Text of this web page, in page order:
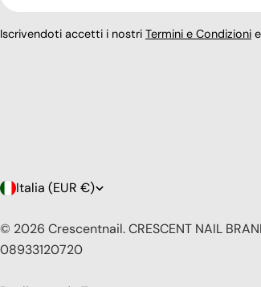
Iscrivendoti accetti i nostri Termini e Condizioni
P
a
e
Italia (EUR €)
© 2026 Crescentnail.CRESCENT NAIL
08933120720